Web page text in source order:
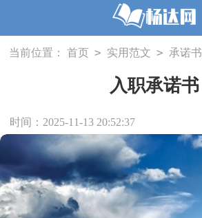
当前位置： 首页 > 实用范文 > 承诺书
入职承诺书
时间：2025-11-13 20:52:37